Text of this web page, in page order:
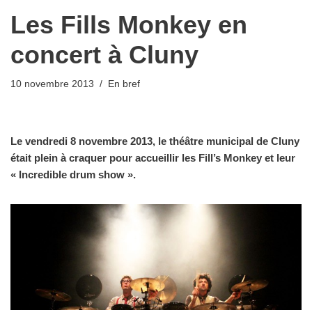
Les Fills Monkey en
concert à Cluny
10 novembre 2013 En bref
Le vendredi 8 novembre 2013, le théâtre municipal de Cluny
était plein à craquer pour accueillir les Fill’s Monkey et leur
« Incredible drum show ».